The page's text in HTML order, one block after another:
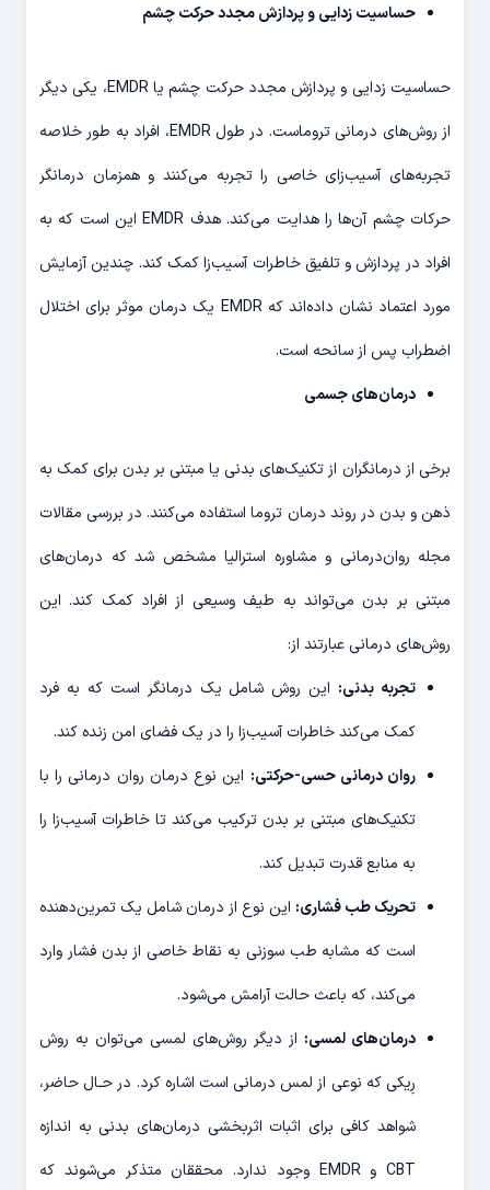
حساسیت زدایی و پردازش مجدد حرکت چشم
حساسیت زدایی و پردازش مجدد حرکت چشم یا EMDR، یکی دیگر
از روش‌های درمانی تروماست. در طول EMDR، افراد به طور خلاصه
تجربه‌های آسیب‌زای خاصی را تجربه می‌کنند و همزمان درمانگر
حرکات چشم آن‌ها را هدایت می‌کند. هدف EMDR این است که به
افراد در پردازش و تلفیق خاطرات آسیب‌زا کمک کند. چندین آزمایش
مورد اعتماد نشان داده‌اند که EMDR یک درمان موثر برای اختلال
اضطراب پس از سانحه است.
درمان‌های جسمی
برخی از درمانگران از تکنیک‌های بدنی یا مبتنی بر بدن برای کمک به
ذهن و بدن در روند درمان تروما استفاده می‌کنند. در بررسی مقالات
مجله روان‌درمانی و مشاوره استرالیا مشخص شد که درمان‌های
مبتنی بر بدن می‌تواند به طیف وسیعی از افراد کمک کند. این
روش‌های درمانی عبارتند از:
تجربه بدنی: این روش شامل یک درمانگر است که به فرد
کمک می‌کند خاطرات آسیب‌زا را در یک فضای امن زنده کند.
روان درمانی حسی-حرکتی: این نوع درمان روان درمانی را با
تکنیک‌های مبتنی بر بدن ترکیب می‌کند تا خاطرات آسیب‌زا را
به منابع قدرت تبدیل کند.
تحریک طب فشاری: این نوع از درمان شامل یک تمرین‌دهنده
است که مشابه طب سوزنی به نقاط خاصی از بدن فشار وارد
می‌کند، که باعث حالت آرامش می‌شود.
درمان‌های لمسی: از دیگر روش‌های لمسی می‌توان به روش
رِیکی که نوعی از لمس درمانی است اشاره کرد. در حـال حاضر،
شواهد کافی برای اثبات اثربخشی درمان‌های بدنی به اندازه
CBT و EMDR وجود ندارد. محققان متذکر می‌شوند که